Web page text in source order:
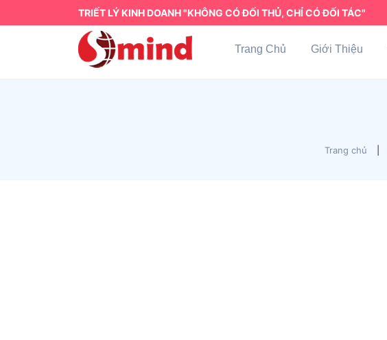
TRIẾT LÝ KINH DOANH "KHÔNG CÓ ĐỐI THỦ, CHỈ CÓ ĐỐI TÁC"
Trang Chủ Giới Thiệu
Trang chủ